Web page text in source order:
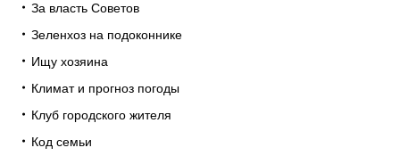
За власть Советов
Зеленхоз на подоконнике
Ищу хозяина
Климат и прогноз погоды
Клуб городского жителя
Код семьи